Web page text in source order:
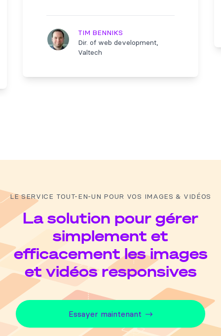
TIM BENNIKS
Dir. of web development,
Valtech
LE SERVICE TOUT-EN-UN POUR VOS IMAGES & VIDÉOS
La solution pour gérer
simplement et
efficacement les images
et vidéos responsives
Essayer maintenant